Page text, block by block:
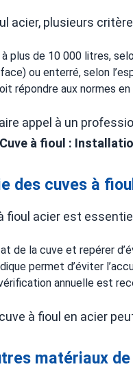
acier, plusieurs
plus de 10 000 litres,
ou enterré, selon
répondre aux normes
appel à un
Cuve à fioul :
des cuves à
fioul acier est
de la cuve et repérer
permet d’éviter
annuelle est
à fioul en acier
matériaux